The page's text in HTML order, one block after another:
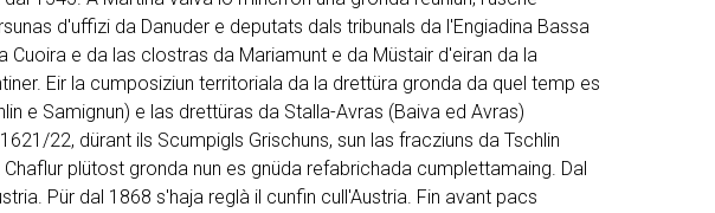
d'uffizi da Danuder e deputats dals tribunals da l'Engiadina Bassa
e da las clostras da Mariamunt e da Müstair d'eiran da la
Eir la cumposiziun territoriala da la drettüra gronda da quel temp es
e Samignun) e las drettüras da Stalla-Avras (Baiva ed Avras)
22, dürant ils Scumpigls Grischuns, sun las fracziuns da Tschlin
plütost gronda nun es gnüda refabrichada cumplettamaing. Dal
Pür dal 1868 s'haja reglà il cunfin cull'Austria. Fin avant pacs